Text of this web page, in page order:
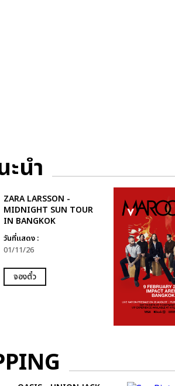
ะนำ
ZARA LARSSON -
MIDNIGHT SUN TOUR
IN BANGKOK
วันที่แสดง :
01/11/26
จองตั๋ว